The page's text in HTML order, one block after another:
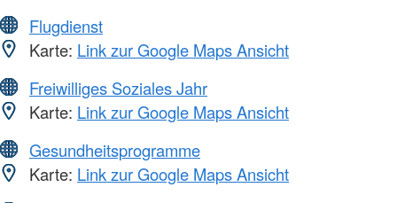
Flugdienst
Karte: Link zur Google Maps Ansicht
Freiwilliges Soziales Jahr
Karte: Link zur Google Maps Ansicht
Gesundheitsprogramme
Karte: Link zur Google Maps Ansicht